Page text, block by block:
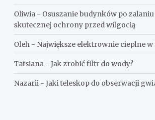
Oliwia - Osuszanie budynków po
skutecznej ochrony przed wilgocią
Oleh - Największe elektrownie cieplne w
Tatsiana -Jak zrobić filtr do wody?
Nazarii -Jaki teleskop do obserwacji